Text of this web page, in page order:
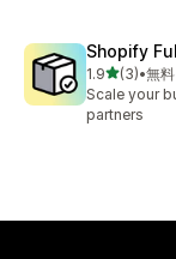
Shopify
1.95つ星中
(3)
合計レビュ
•無
Scale your
partners